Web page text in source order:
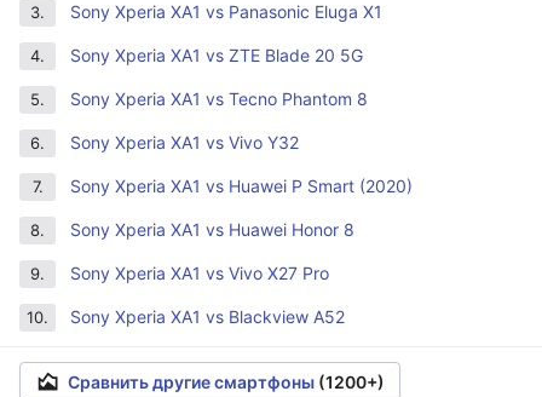
3. Sony Xperia XA1 vs Panasonic Eluga X1
4. Sony Xperia XA1 vs ZTE Blade 20 5G
5. Sony Xperia XA1 vs Tecno Phantom 8
6. Sony Xperia XA1 vs Vivo Y32
7. Sony Xperia XA1 vs Huawei P Smart (2020)
8. Sony Xperia XA1 vs Huawei Honor 8
9. Sony Xperia XA1 vs Vivo X27 Pro
10. Sony Xperia XA1 vs Blackview A52
Сравнить другие смартфоны (1200+)